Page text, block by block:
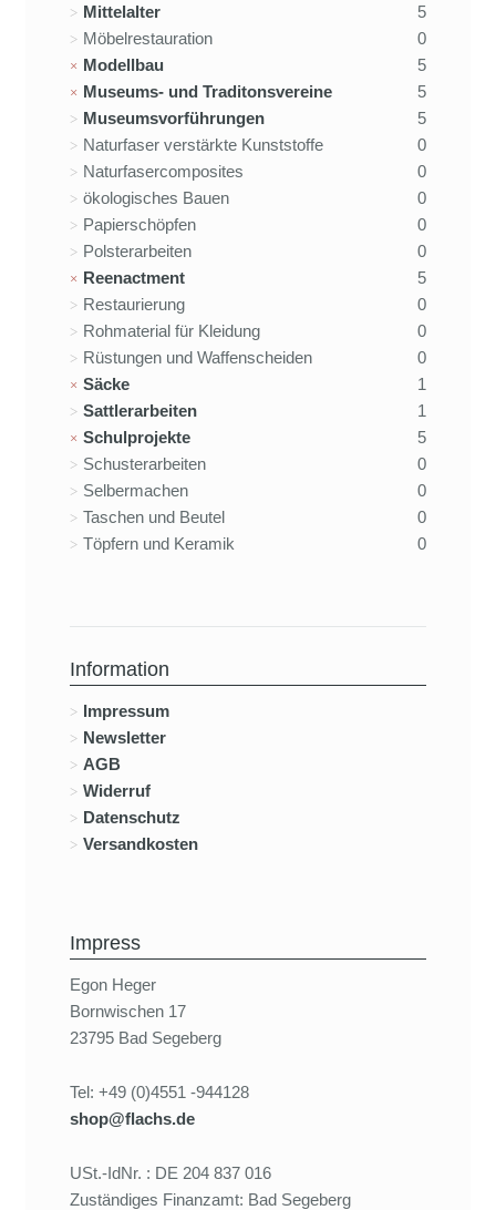
Mittelalter
5
Möbelrestauration
0
Modellbau
5
Museums- und Traditonsvereine
5
Museumsvorführungen
5
Naturfaser verstärkte Kunststoffe
0
Naturfasercomposites
0
ökologisches Bauen
0
Papierschöpfen
0
Polsterarbeiten
0
Reenactment
5
Restaurierung
0
Rohmaterial für Kleidung
0
Rüstungen und Waffenscheiden
0
Säcke
1
Sattlerarbeiten
1
Schulprojekte
5
Schusterarbeiten
0
Selbermachen
0
Taschen und Beutel
0
Töpfern und Keramik
0
Information
Impressum
Newsletter
AGB
Widerruf
Datenschutz
Versandkosten
Impress
Egon Heger
Bornwischen 17
23795 Bad Segeberg
Tel: +49 (0)4551 -944128
shop@flachs.de
USt.-IdNr. : DE 204 837 016
Zuständiges Finanzamt: Bad Segeberg